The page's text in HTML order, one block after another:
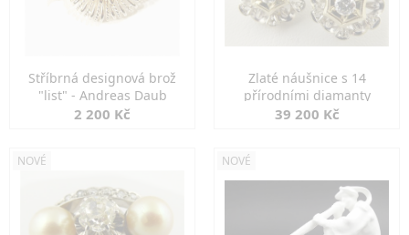
Stříbrná designová brož
"list" - Andreas Daub
2 200 Kč
Zlaté náušnice s 14
přírodními diamanty
39 200 Kč
NOVÉ NOVÉ